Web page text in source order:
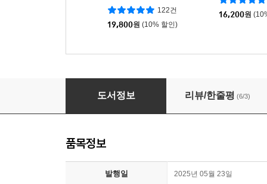
122건
19,800원 (10% 할인)
16,200원
새벽 시간은 특별합니다
도서정보 리뷰/한줄평 (6/3)
품목정보
발행일 2025년 05월 23일